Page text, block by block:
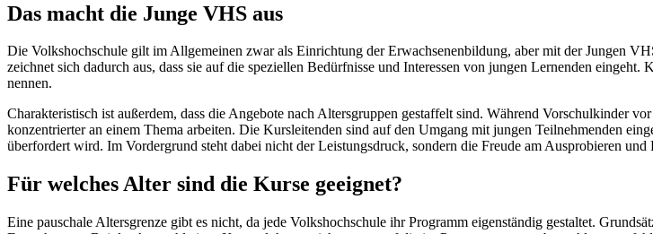
Das macht die Junge VHS aus
Die Volkshochschule gilt im Allgemeinen zwar als Einrichtung der Erwachsenenbildung, aber mit der Jungen
zeichnet sich dadurch aus, dass sie auf die speziellen Bedürfnisse und Interessen von jungen Lernenden
nennen.
Charakteristisch ist außerdem, dass die Angebote nach Altersgruppen gestaffelt sind. Während Vorschulkinder
konzentrierter an einem Thema arbeiten. Die Kursleitenden sind auf den Umgang mit jungen Teilnehmenden
überfordert wird. Im Vordergrund steht dabei nicht der Leistungsdruck, sondern die Freude am Ausprobieren und
Für welches Alter sind die Kurse geeignet?
Eine pauschale Altersgrenze gibt es nicht, da jede Volkshochschule ihr Programm eigenständig gestaltet.